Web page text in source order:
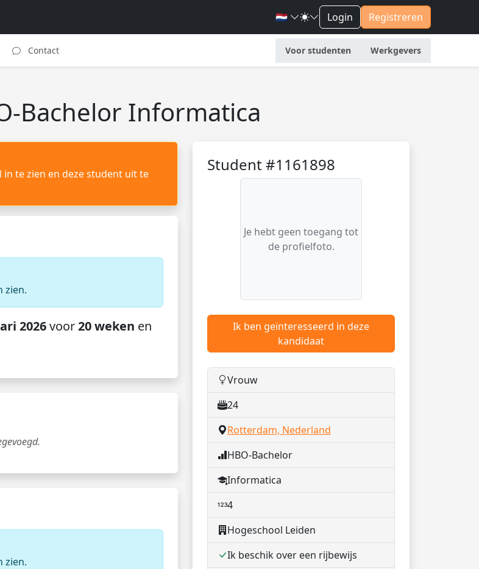
🇳🇱 Login Registreren
Contact Voor studenten Werkgevers
Bachelor Informatica
Student #1161898
Je hebt geen toegang tot
de profielfoto.
Ik ben geïnteresseerd in deze
kandidaat
Vrouw
24
Rotterdam, Nederland
HBO-Bachelor
Informatica
4
Hogeschool Leiden
Ik beschik over een rijbewijs
te zien en deze student uit te
zien.
2026voor20 weken en
zien.